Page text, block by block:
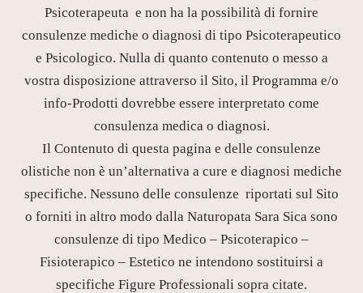
Psicoterapeuta e non ha la possibilità di fornire
consulenze mediche o diagnosi di tipo Psicoterapeutico
e Psicologico. Nulla di quanto contenuto o messo a
vostra disposizione attraverso il Sito, il Programma e/o
info-Prodotti dovrebbe essere interpretato come
consulenza medica o diagnosi.
Il Contenuto di questa pagina e delle consulenze
olistiche non è un’alternativa a cure e diagnosi mediche
specifiche. Nessuno delle consulenze riportati sul Sito
o forniti in altro modo dalla Naturopata Sara Sica sono
consulenze di tipo Medico – Psicoterapico –
Fisioterapico – Estetico ne intendono sostituirsi a
specifiche Figure Professionali sopra citate.